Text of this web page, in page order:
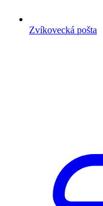
Zvíkovecká pošta